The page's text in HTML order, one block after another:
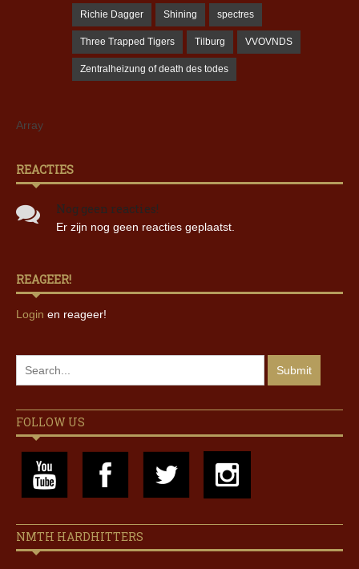
Richie Dagger Shining spectres
Three Trapped Tigers Tilburg VVOVNDS
Zentralheizung of death des todes
Array
REACTIES
Nog geen reacties!
Er zijn nog geen reacties geplaatst.
REAGEER!
Login en reageer!
FOLLOW US
NMTH HARDHITTERS